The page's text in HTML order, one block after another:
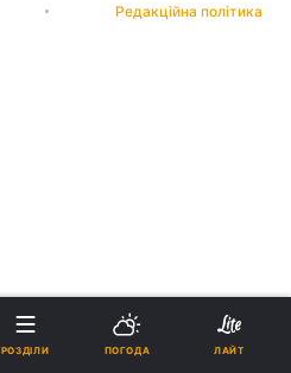
Редакційна політика
РОЗДІЛИ ПОГОДА ЛАЙТ